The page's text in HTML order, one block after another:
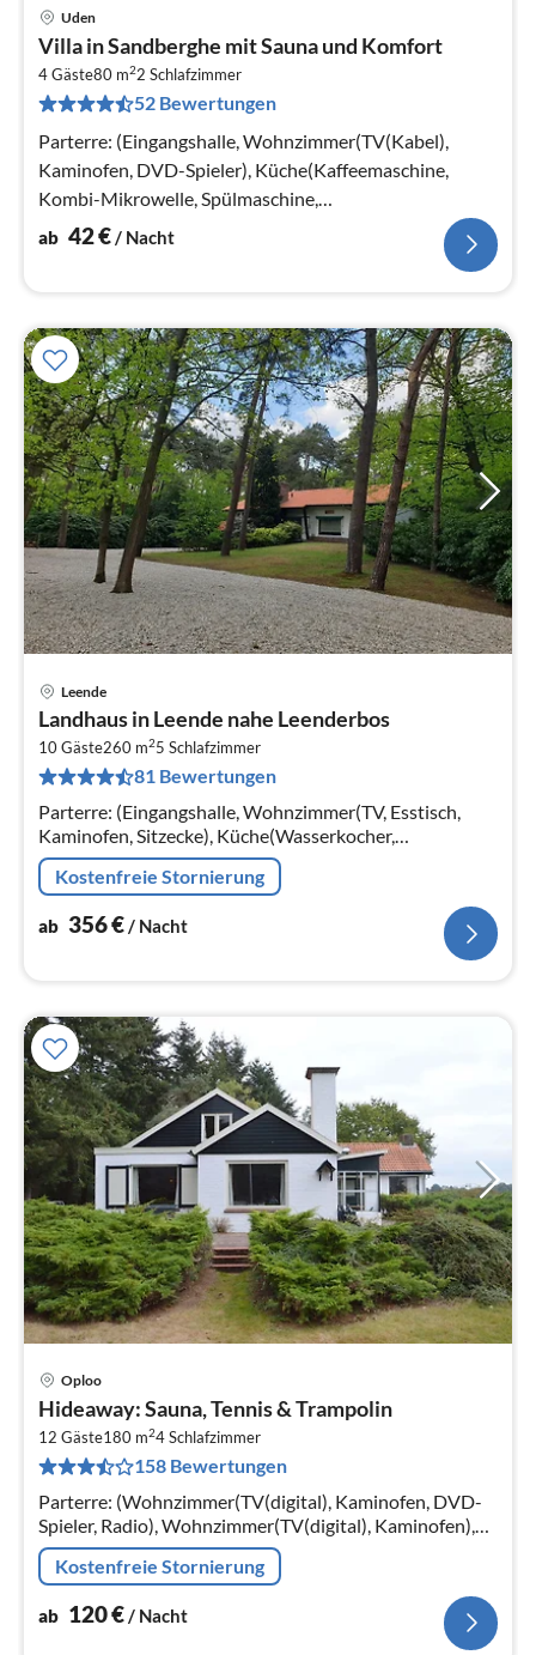
Uden
Villa in Sandberghe mit Sauna und Komfort
4 Gäste80 m22 Schlafzimmer
52 Bewertungen
Parterre: (Eingangshalle, Wohnzimmer(TV(Kabel),
Kaminofen, DVD-Spieler), Küche(Kaffeemaschine,
Kombi-Mikrowelle, Spülmaschine,
Kühl-/Gefrierkombination)
ab 42€/ Nacht
Leende
Landhaus in Leende nahe Leenderbos
10 Gäste260 m25 Schlafzimmer
81 Bewertungen
Parterre: (Eingangshalle, Wohnzimmer(TV, Esstisch,
Kaminofen, Sitzecke), Küche(Wasserkocher,
Espressomaschine, Backofen, Spülmaschine,
Kühlschrank, Tiefkühlschrank), Toilette)
Kostenfreie Stornierung
ab 356€/ Nacht
Oploo
Hideaway: Sauna, Tennis & Trampolin
12 Gäste180 m24Schlafzimmer
158 Bewertungen
Parterre: (Wohnzimmer(TV(digital), Kaminofen, DVD-
Spieler, Radio), Wohnzimmer(TV(digital), Kaminofen),
Küche(Kochherd(4 Kochplatten)
Kostenfreie Stornierung
ab 120€ / Nacht